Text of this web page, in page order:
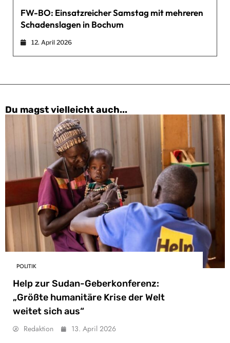
FW-BO: Einsatzreicher Samstag mit mehreren
Schadenslagen in Bochum
12. April 2026
Du magst vielleicht auch...
POLITIK
Help zur Sudan-Geberkonferenz:
„Größte humanitäre Krise der Welt
weitet sich aus“
Redaktion 13. April 2026